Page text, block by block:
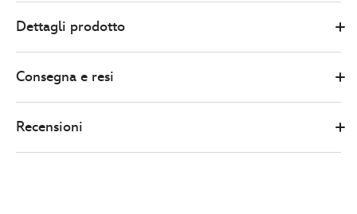
Store
20.00
https://www.disneystore.it/pin-
limitata-
frutta-
Dettagli prodotto
Consegna e resi
Recensioni